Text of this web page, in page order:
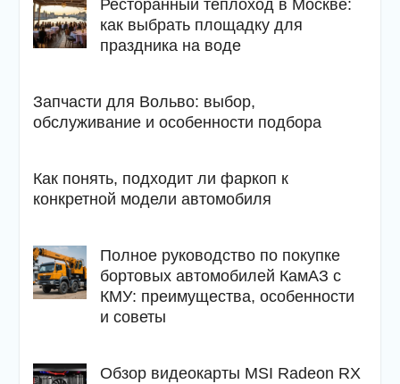
Ресторанный теплоход в Москве:
как выбрать площадку для
праздника на воде
Запчасти для Вольво: выбор,
обслуживание и особенности подбора
Как понять, подходит ли фаркоп к
конкретной модели автомобиля
Полное руководство по покупке
бортовых автомобилей КамАЗ с
КМУ: преимущества, особенности
и советы
Обзор видеокарты MSI Radeon RX